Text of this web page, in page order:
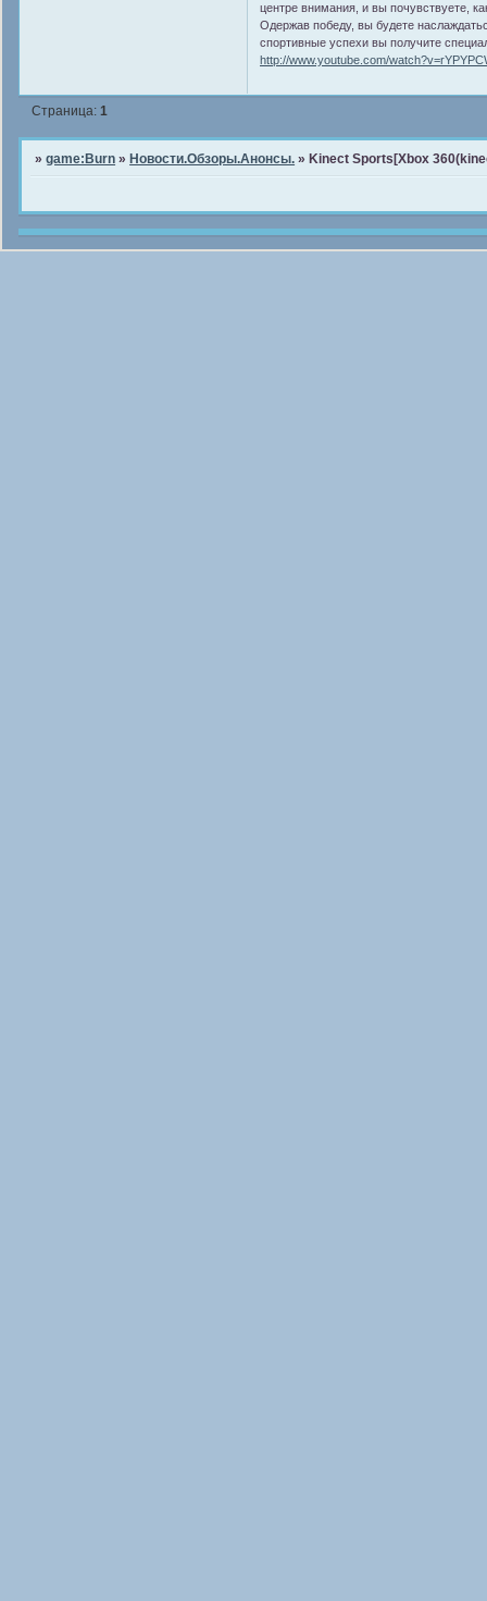
центре внимания, и вы почувствуете,
Одержав победу, вы будете
спортивные успехи вы получите
http://www.youtube.com/
Страница:1
»game:Burn »Новости.Обзоры.Анонсы. »Kinect Sports[Xbox